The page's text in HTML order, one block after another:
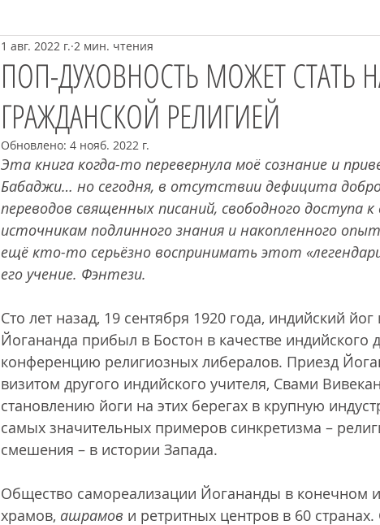
ПОП-ДУХОВНОСТЬ МОЖЕТ СТАТЬ
ГРАЖДАНСКОЙ РЕЛИГИЕЙ
1 авг. 2022 г. 2 мин. чтения
Обновлено: 4 нояб. 2022 г.
Эта книга когда-то перевернула моё сознание и
Бабаджи… но сегодня, в отсутствии дефицита
переводов священных писаний, свободного доступа
источникам подлинного знания и накопленного
ещё кто-то серьёзно воспринимать этот
его учение. Фэнтези.
Сто лет назад, 19 сентября 1920 года, индийский
Йогананда прибыл в Бостон в качестве индийского
конференцию религиозных либералов. Приезд
визитом другого индийского учителя, Свами
становлению йоги на этих берегах в крупную
самых значительных примеров синкретизма –
смешения – в истории Запада.
Общество самореализации Йогананды в конечном
храмов, ашрамов и ретритных центров в 60